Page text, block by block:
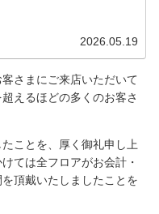
んです。個々の商品詳細につきまして
2026.05.19
さまにご来店いただいて
えるほどの多くのお客さ
ことを、厚く御礼申し上
ては全フロアがお会計・
頂戴いたしましたことを